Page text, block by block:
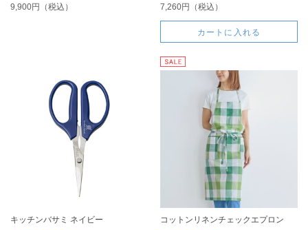
9,900円（税込）
7,260円（税込）
カートに入れる
キッチンバサミ ネイビー コットンリネンチェックエプロン